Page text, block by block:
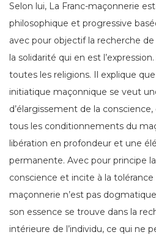
Selon lui, La Franc-maçonnerie
philosophique et progressive
avec pour objectif la recherche
la solidarité qui en est
toutes les religions. Il explique
initiatique maçonnique se veut
d’élargissement de la
tous les conditionnements du
libération en profondeur et une
permanente. Avec pour principe
conscience et incite à la
maçonnerie n’est pas
son essence se trouve dans la
intérieure de l’individu, ce qui ne